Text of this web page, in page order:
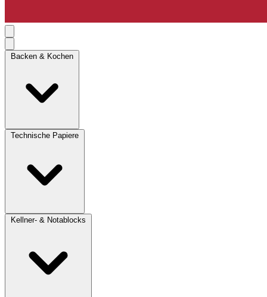
Backen & Kochen
Technische Papiere
Kellner- & Notablocks